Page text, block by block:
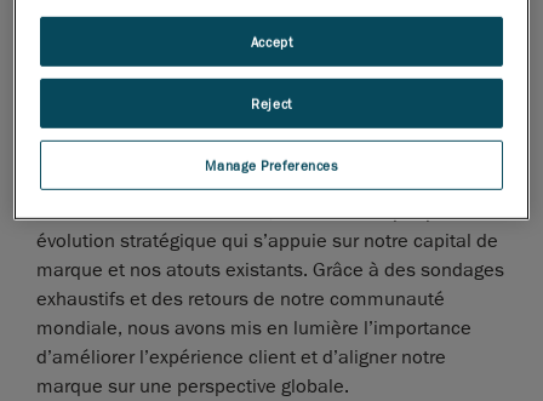
La transformation
Le repositionnement de notre marque a commencé il y
a un an avec une vision claire : redéfinir et solidifier les
fondations de notre marque. Plutôt que de
révolutionner notre identité, nous avons opté pour une
évolution stratégique qui s’appuie sur notre capital de
marque et nos atouts existants. Grâce à des sondages
exhaustifs et des retours de notre communauté
mondiale, nous avons mis en lumière l’importance
d’améliorer l’expérience client et d’aligner notre
marque sur une perspective globale.
Manage Preferences
Reject
Accept